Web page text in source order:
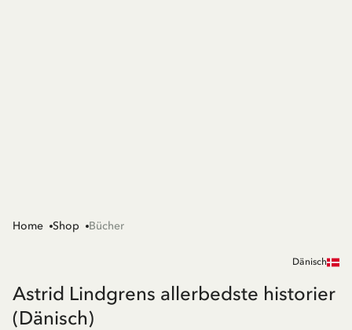
Home Shop Bücher
Dänisch
Astrid Lindgrens allerbedste historier
(Dänisch)